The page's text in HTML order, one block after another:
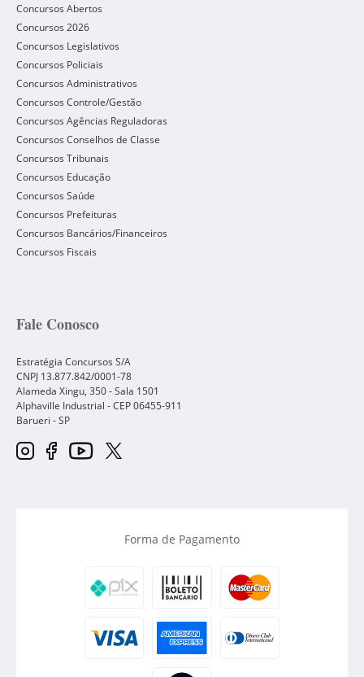
Concursos Abertos
Concursos 2026
Concursos Legislativos
Concursos Policiais
Concursos Administrativos
Concursos Controle/Gestão
Concursos Agências Reguladoras
Concursos Conselhos de Classe
Concursos Tribunais
Concursos Educação
Concursos Saúde
Concursos Prefeituras
Concursos Bancários/Financeiros
Concursos Fiscais
Fale Conosco
Estratégia Concursos S/A
CNPJ 13.877.842/0001-78
Alameda Xingu, 350 - Sala 1501
Alphaville Industrial - CEP06455-911
Barueri -SP
Forma de Pagamento